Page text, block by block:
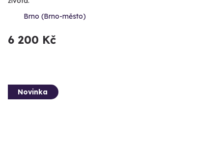
Brno (Brno-město)
6 200 Kč
Novinka